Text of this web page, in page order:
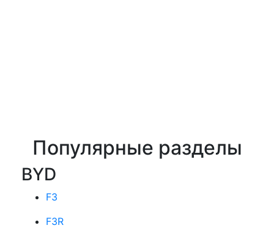
Популярные разделы
BYD
F3
F3R